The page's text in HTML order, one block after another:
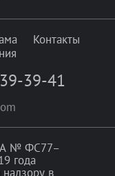
Контакты
39-39-41
№ ФС77–
года
в